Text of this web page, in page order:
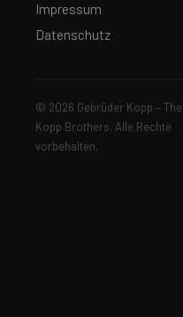
Impressum
Datenschutz
© 2026 Gebrüder Kopp – The
Kopp Brothers. Alle Rechte
vorbehalten.